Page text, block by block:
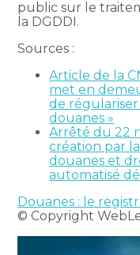
public sur le
la DGDDI.
Sources :
Article de la
met en
de
douanes »
Arrêté du 22
création par
douanes et
automatisé
Douanes : le
© Copyright